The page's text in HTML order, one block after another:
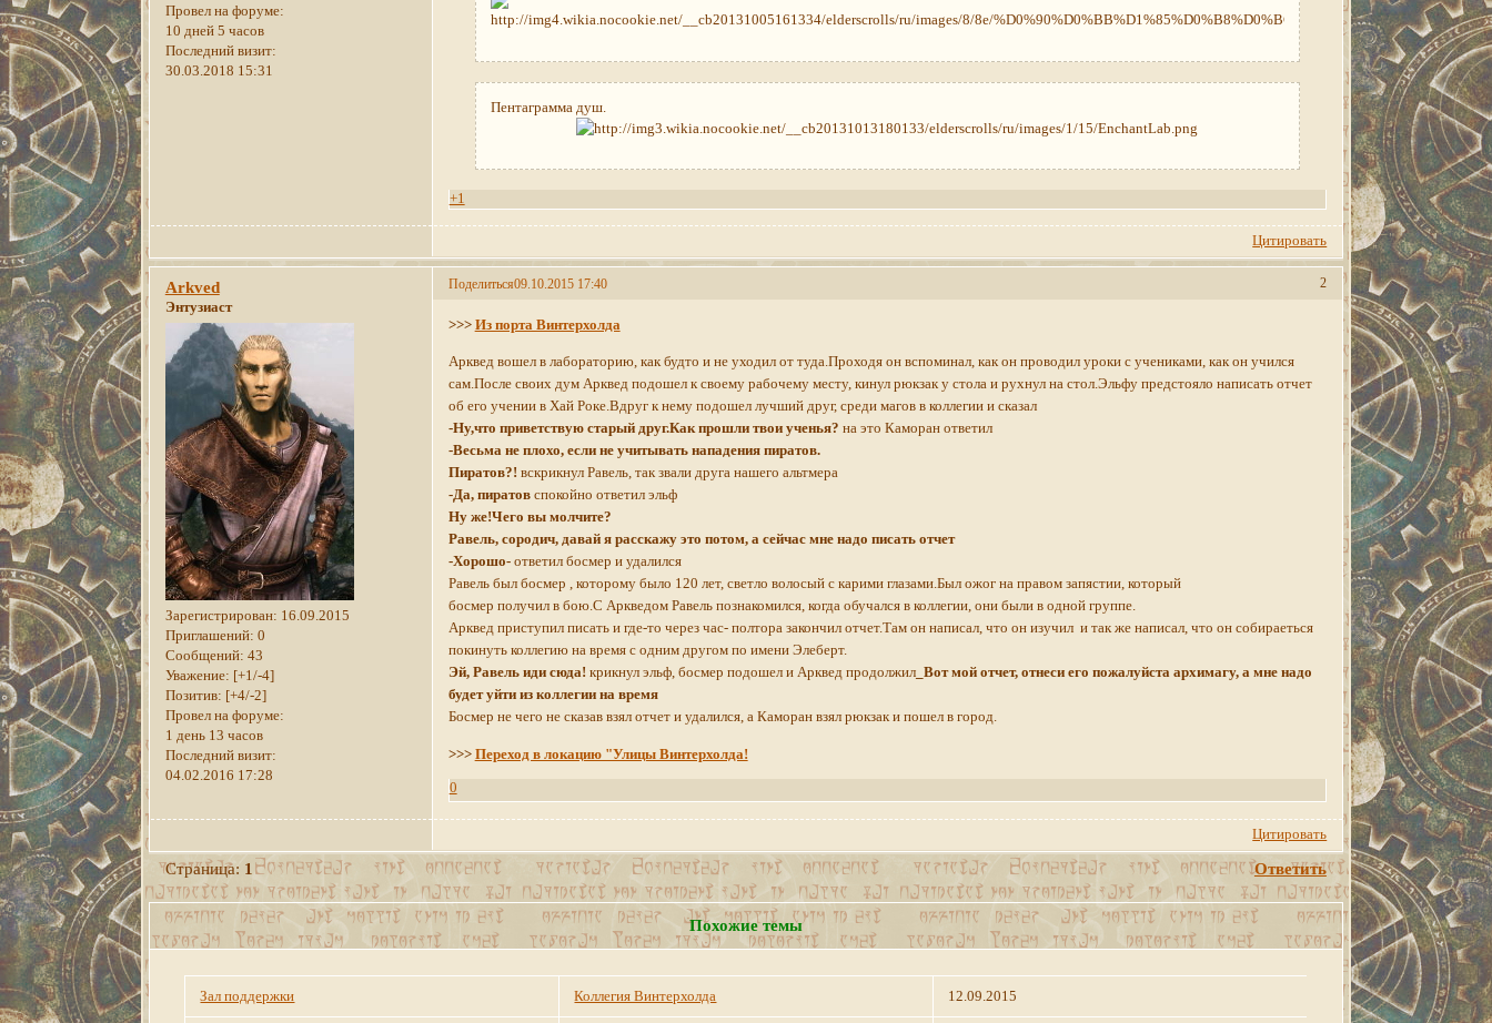
Провел на форуме:
10 дней 5 часов
Последний визит:
30.03.2018 15:31
Пентаграмма душ.
+1
Цитировать
Поделиться 2
09.10.2015 17:40
Arkved
Энтузиаст
Зарегистрирован: 16.09.2015
Приглашений: 0
Сообщений: 43
Уважение: [+1/-4]
Позитив: [+4/-2]
Провел на форуме:
1 день 13 часов
Последний визит:
04.02.2016 17:28
>>> Из порта Винтерхолда
Арквед вошел в лабораторию, как будто и не уходил от туда.Проходя он вспоминал, как он проводил уроки с учениками, как он учился
сам.После своих дум Арквед подошел к своему рабочему месту, кинул рюкзак у стола и рухнул на стол.Эльфу предстояло написать отчет
об его учении в Хай Роке.Вдруг к нему подошел лучший друг, среди магов в коллегии и сказал
-Ну,что приветствую старый друг.Как прошли твои ученья? на это Каморан ответил
-Весьма не плохо, если не учитывать нападения пиратов.
Пиратов?! вскрикнул Равель, так звали друга нашего альтмера
-Да, пиратовспокойно ответил эльф
Ну же!Чего вы молчите?
Равель, сородич, давай я расскажу это потом, а сейчас мне надо писать отчет
-Хорошо-ответил босмер и удалился
Равель был босмер , которому было 120 лет, светло волосый с карими глазами.Был ожог на правом запястии, который
босмер получил в бою.С Аркведом Равель познакомился, когда обучался в коллегии, они были в одной группе.
Арквед приступил писать и где-то через час- полтора закончил отчет.Там он написал, что он изучил и так же написал, что он собираеться
покинуть коллегию на время с одним другом по имени Элеберт.
Эй, Равель иди сюда! крикнул эльф, босмер подошел и Арквед продолжил_Вот мой отчет, отнеси его пожалуйста архимагу, а мне надо
будет уйти из коллегии на время
Босмер не чего не сказав взял отчет и удалился, а Каморан взял рюкзак и пошел в город.
>>> Переход в локацию "Улицы Винтерхолда!
0
Цитировать
Ответить
Страница: 1
Похожие темы
Зал поддержки Коллегия Винтерхолда 12.09.2015